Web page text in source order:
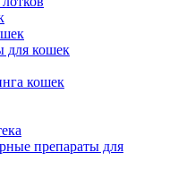
для кошек
кошек
препараты для